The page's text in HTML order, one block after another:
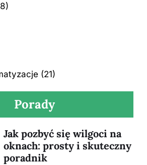
(21)
Porady
Jak pozbyć się wilgoci na
oknach: prosty i skuteczny
poradnik